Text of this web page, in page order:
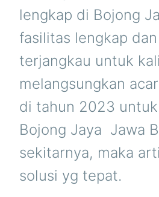
lengkap di Bojong
fasilitas lengkap
terjangkau untuk
melangsungkan
di tahun 2023
Bojong Jaya  Jawa
sekitarnya, maka
solusi yg tepat.